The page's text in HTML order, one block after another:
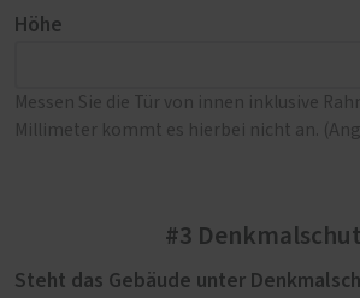
Höhe
Messen Sie die Tür von innen inklusive
Millimeter kommt es hierbei nicht an.
#3
Steht das Gebäude unter